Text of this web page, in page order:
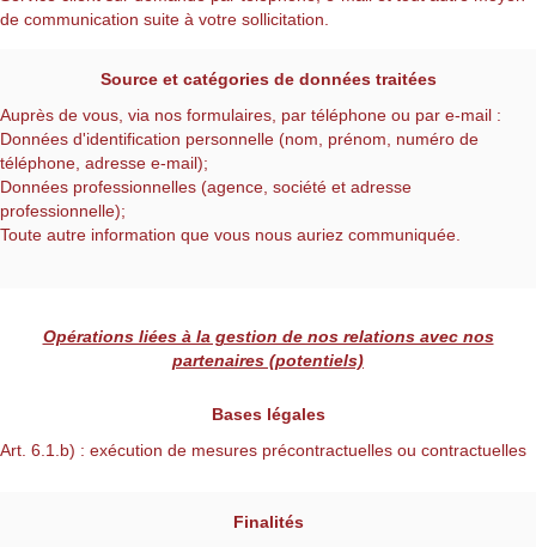
de communication suite à votre sollicitation.
Source et catégories de données traitées
Auprès de vous, via nos formulaires, par téléphone ou par e-mail :
Données d'identification personnelle (nom, prénom, numéro de
téléphone, adresse e-mail);
Données professionnelles (agence, société et adresse
professionnelle);
Toute autre information que vous nous auriez communiquée.
Opérations liées à la gestion de nos relations avec nos
partenaires (potentiels)
Bases légales
Art. 6.1.b) : exécution de mesures précontractuelles ou contractuelles
Finalités